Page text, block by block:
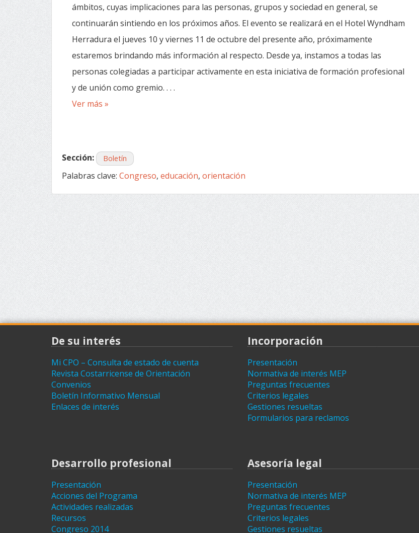
ámbitos, cuyas implicaciones para las personas, grupos y sociedad en general, se
continuarán sintiendo en los próximos años. El evento se realizará en el Hotel Wyndham
Herradura el jueves 10 y viernes 11 de octubre del presente año, próximamente
estaremos brindando más información al respecto. Desde ya, instamos a todas las
personas colegiadas a participar activamente en esta iniciativa de formación profesional
y de unión como gremio. . . .
Ver más »
Sección: Boletín
Palabras clave: Congreso, educación, orientación
De su interés
Mi CPO – Consulta de estado de cuenta
Revista Costarricense de Orientación
Convenios
Boletín Informativo Mensual
Enlaces de interés
Incorporación
Presentación
Normativa de interés MEP
Preguntas frecuentes
Criterios legales
Gestiones resueltas
Formularios para reclamos
Desarrollo profesional
Presentación
Acciones del Programa
Actividades realizadas
Recursos
Congreso 2014
Asesoría legal
Presentación
Normativa de interés MEP
Preguntas frecuentes
Criterios legales
Gestiones resueltas